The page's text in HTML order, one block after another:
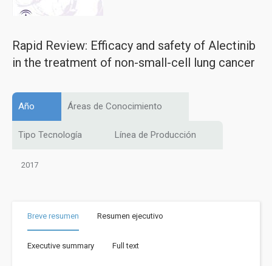
Rapid Review: Efficacy and safety of Alectinib
in the treatment of non-small-cell lung cancer
Año Áreas de Conocimiento
Tipo Tecnología Línea de Producción
2017
Breve resumen Resumen ejecutivo
Executive summary Full text